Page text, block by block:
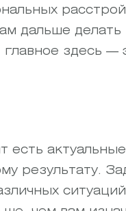
дальше делать
здесь —
результату.